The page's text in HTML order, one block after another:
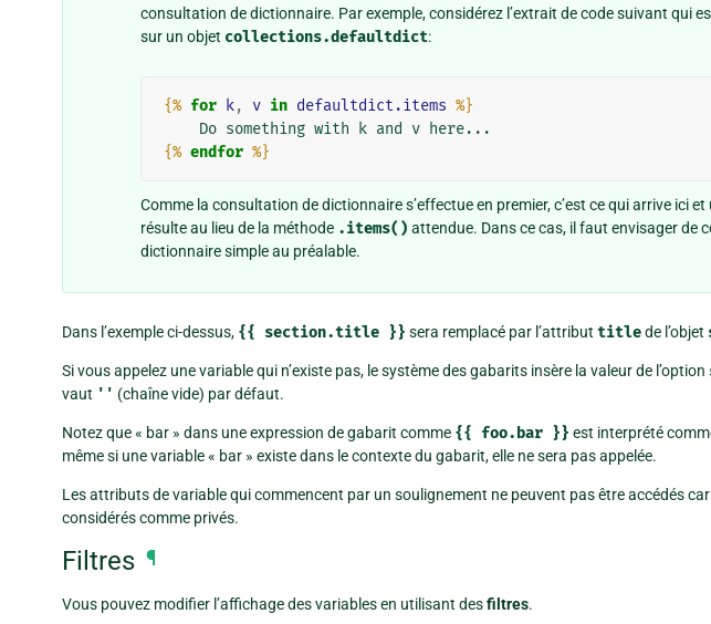
consultation de dictionnaire. Par exemple, considérez l’extrait de code suivant qui
sur un objet collections.defaultdict:
{% for k, v in defaultdict.items %}
{% endfor %}
Comme la consultation de dictionnaire s’effectue en premier, c’est ce qui arrive ici
résulte au lieu de la méthode .items() attendue. Dans ce cas, il faut envisager de
dictionnaire simple au préalable.
Dans l’exemple ci-dessus, {{ section.title }} sera remplacé par l’attribut titlede l’objet
Si vous appelez une variable qui n’existe pas, le système des gabarits insère la valeur de l’option
vaut '' (chaîne vide) par défaut.
Notez que « bar » dans une expression de gabarit comme {{ foo.bar }} est interprété
même si une variable « bar » existe dans le contexte du gabarit, elle ne sera pas appelée.
Les attributs de variable qui commencent par un soulignement ne peuvent pas être accédés
considérés comme privés.
Filtres ¶
Vous pouvez modifier l’affichage des variables en utilisant desfiltres.